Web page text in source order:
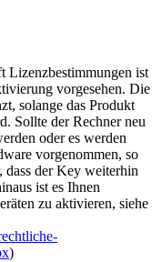
Lizenzbestimmungen ist
vorgesehen. Die
solange das Produkt
Sollte der Rechner neu
oder es werden
vorgenommen, so
dass der Key weiterhin
ist es Ihnen
zu aktivieren, siehe
)